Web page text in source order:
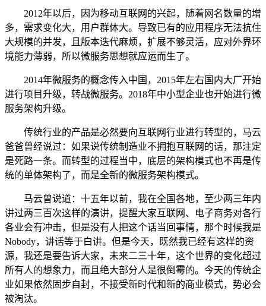
2012年以后，因为移动互联网的兴起，随着网名数量的增
多，需求变化大，用户群体大。导致已有的应用程序无法抗住
大规模的并发，且版本迭代麻烦，扩展不够灵活，应对外界环
境能力薄弱，所以微服务思想就应运而生了。
2014年微服务的概念传入中国，2015年左右国内大厂开始
进行项目升级，转战微服务。2018年中小型企业也开始进行微
服务架构升级。
传统行业的产品是必然要向互联网行业进行转型的，马云
爸爸曾经说过：如果说传统制造业不拥抱互联网的话，那注定
是死路一条。而转型的过程当中，底层的架构模式也不再是传
统的单体架构了，而是全新的微服务架构模式。
马云曾说道：十五年以前，我在全国各地，至少两三年内
讲过两三百次这样的演讲，提醒大家互联网、电子商务对各行
各业会有冲击，但是没有人把这个话当回事情，那个时候我是
Nobody，讲话等于白讲。但是今天，既然我已经有这样的资
源，我还是要告诉大家，未来二三十年，这个世界的变化超过
所有人的想象力，而且绝大部分人是很倒霉的。今天的传统企
业如果依然固步自封，不接受新时代和新的商业模式，势必会
被淘汰。